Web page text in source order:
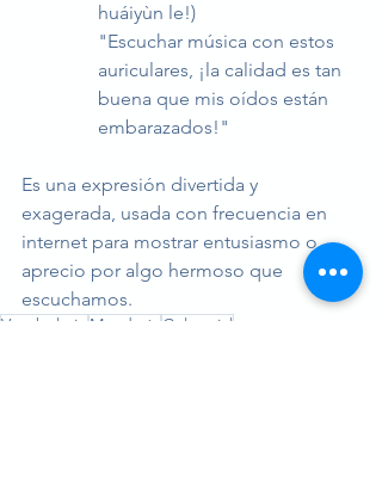
huáiyùn le!)
"Escuchar música con estos
auriculares, ¡la calidad es tan
buena que mis oídos están
embarazados!"
Es una expresión divertida y
exagerada, usada con frecuencia en
internet para mostrar entusiasmo o
aprecio por algo hermoso que
escuchamos.
Vocabulario Mandarín
Coloquial